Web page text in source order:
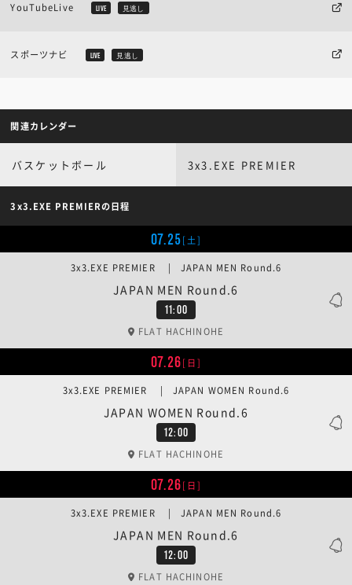
YouTubeLive LIVE 見逃し
スポーツナビ LIVE 見逃し
関連カレンダー
バスケットボール 3x3.EXE PREMIER
3x3.EXE PREMIERの日程
07.25[土]
11:00
JAPAN MEN Round.6
3x3.EXE PREMIER | JAPAN MEN Round.6
FLAT HACHINOHE
07.26[日]
12:00
JAPAN WOMEN Round.6
3x3.EXE PREMIER | JAPAN WOMEN Round.6
FLAT HACHINOHE
07.26[日]
12:00
JAPAN MEN Round.6
3x3.EXE PREMIER | JAPAN MEN Round.6
FLAT HACHINOHE